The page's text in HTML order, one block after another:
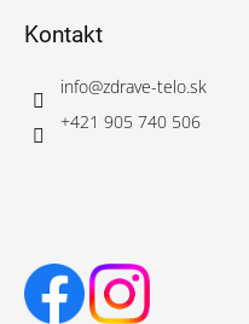
Kontakt
info@zdrave-telo.sk
+421 905 740 506